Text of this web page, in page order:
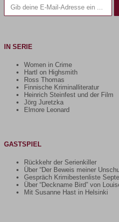
IN SERIE
Women in Crime
Hartl on Highsmith
Ross Thomas
Finnische Kriminalliteratur
Heinrich Steinfest und der Film
Jörg Juretzka
Elmore Leonard
GASTSPIEL
Rückkehr der Serienkiller
Über “Der Beweis meiner
Gespräch Krimibestenliste
Über “Deckname Bird” von
Mit Susanne Hast in Helsinki